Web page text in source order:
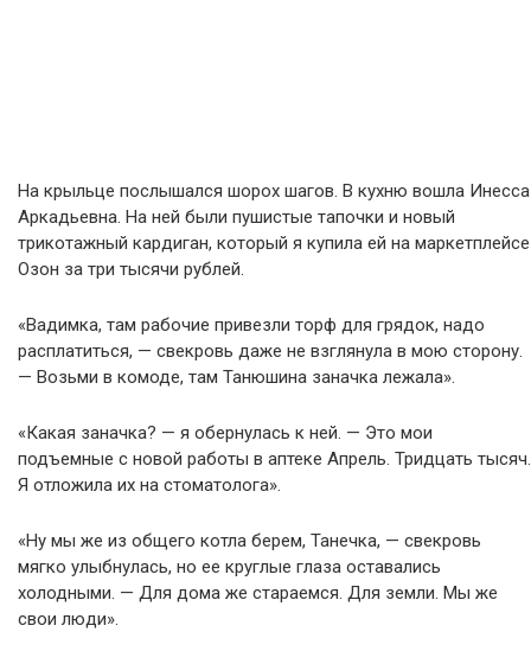
На крыльце послышался шорох шагов. В кухню вошла Инесса
Аркадьевна. На ней были пушистые тапочки и новый
трикотажный кардиган, который я купила ей на маркетплейсе
Озон за три тысячи рублей.
«Вадимка, там рабочие привезли торф для грядок, надо
расплатиться, — свекровь даже не взглянула в мою сторону.
— Возьми в комоде, там Танюшина заначка лежала».
«Какая заначка? — я обернулась к ней. — Это мои
подъемные с новой работы в аптеке Апрель. Тридцать тысяч.
Я отложила их на стоматолога».
«Ну мы же из общего котла берем, Танечка, — свекровь
мягко улыбнулась, но ее круглые глаза оставались
холодными. — Для дома же стараемся. Для земли. Мы же
свои люди».